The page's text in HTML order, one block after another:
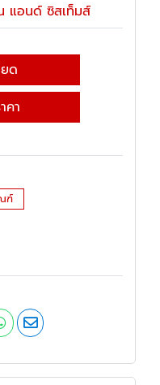
แอนด์ ซิสเท็มส์
ด
คา
ฑ์